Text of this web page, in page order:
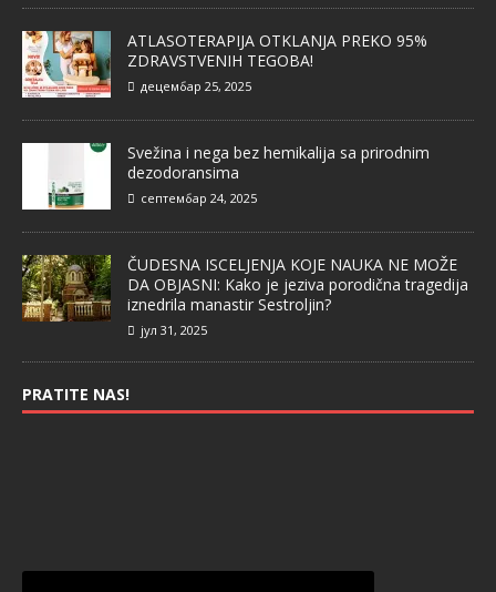
ATLASOTERAPIJA OTKLANJA PREKO 95%
ZDRAVSTVENIH TEGOBA!
децембар 25, 2025
Svežina i nega bez hemikalija sa prirodnim
dezodoransima
септембар 24, 2025
ČUDESNA ISCELJENJA KOJE NAUKA NE MOŽE
DA OBJASNI: Kako je jeziva porodična tragedija
iznedrila manastir Sestroljin?
јул 31, 2025
PRATITE NAS!